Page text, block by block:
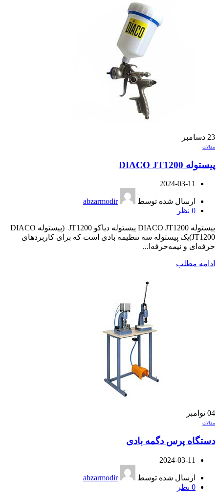
23 دسامبر
مقالات
پیستوله DIACO JT1200
2024-03-11
ارسال شده توسط
abzarmodir
0 نظر
پیستوله DIACO JT1200 پیستوله دیاکو JT1200 (پیستوله DIACO
JT1200)یک پیستوله سه تنظیمه بادی است که برای کاربردهای
حرفه‌ای و نیمه‌حرفه‌ا...
ادامه مطلب
04 نوامبر
مقالات
دستگاه پرس دگمه بادی
2024-03-11
ارسال شده توسط
abzarmodir
0 نظر